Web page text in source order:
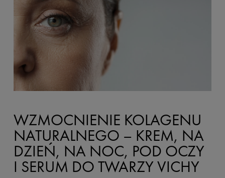
WZMOCNIENIE KOLAGENU
NATURALNEGO – KREM, NA
DZIEŃ, NA NOC, POD OCZY
I SERUM DO TWARZY VICHY